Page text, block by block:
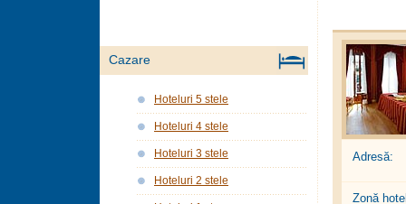
Adresă:
Zonă
Cazare
Hoteluri 5 stele
Hoteluri 4 stele
Hoteluri 3 stele
Hoteluri 2 stele